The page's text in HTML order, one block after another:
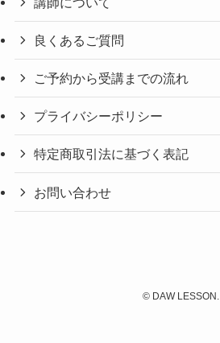
良くあるご質問
ご予約から受講までの流れ
プライバシーポリシー
特定商取引法に基づく表記
お問い合わせ
©DAW LESSON.